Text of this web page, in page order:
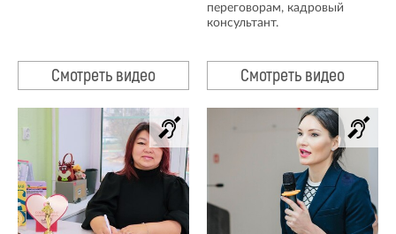
Смотреть видео
переговорам, кадровый
консультант.
Смотреть видео